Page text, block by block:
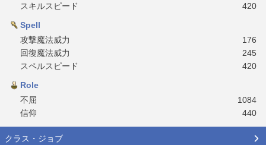
スキルスピード
420
Spell
攻撃魔法威力
176
回復魔法威力
245
スペルスピード
420
Role
不屈
1084
信仰
440
クラス・ジョブ